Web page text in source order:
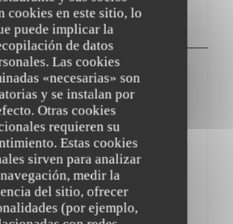
cookies en este sitio, lo
puede implicar la
de datos
Las cookies
«necesarias» son
y se instalan por
Otras cookies
requieren su
Estas cookies
sirven para analizar
medir la
del sitio, ofrecer
(por ejemplo,